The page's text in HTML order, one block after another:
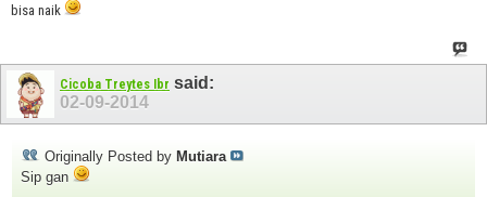
bisa naik
Cicoba Treytes Ibr said:
02-09-2014
Originally Posted by Mutiara
Sip gan